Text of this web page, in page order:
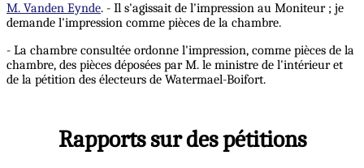
M. Vanden Eynde. - Il s'agissait de l'impression au Moniteur ; je
demande l'impression comme pièces de la chambre.
- La chambre consultée ordonne l'impression, comme pièces de la
chambre, des pièces déposées par M. le ministre de l'intérieur et
de la pétition des électeurs de Watermael-Boifort.
Rapports sur des pétitions